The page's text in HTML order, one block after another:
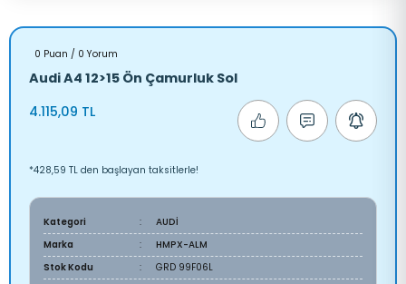
0 Puan / 0 Yorum
Audi A4 12>15 Ön Çamurluk Sol
4.115,09 TL
*428,59 TL den başlayan taksitlerle!
Kategori
AUDİ
Marka
HMPX-ALM
Stok Kodu
GRD 99F06L